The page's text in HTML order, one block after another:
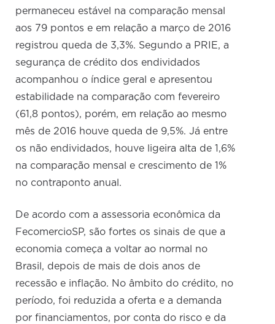
permaneceu estável na comparação mensal
aos 79 pontos e em relação a março de 2016
registrou queda de 3,3%. Segundo a PRIE, a
segurança de crédito dos endividados
acompanhou o índice geral e apresentou
estabilidade na comparação com fevereiro
(61,8 pontos), porém, em relação ao mesmo
mês de 2016 houve queda de 9,5%. Já entre
os não endividados, houve ligeira alta de 1,6%
na comparação mensal e crescimento de 1%
no contraponto anual.
De acordo com a assessoria econômica da
FecomercioSP, são fortes os sinais de que a
economia começa a voltar ao normal no
Brasil, depois de mais de dois anos de
recessão e inflação. No âmbito do crédito, no
período, foi reduzida a oferta e a demanda
por financiamentos, por conta do risco e da